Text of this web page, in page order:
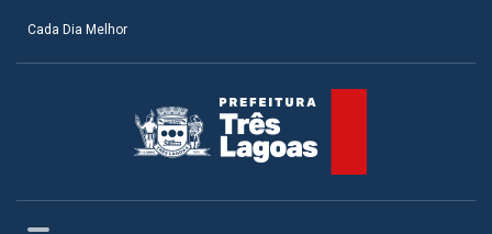
Cada Dia Melhor